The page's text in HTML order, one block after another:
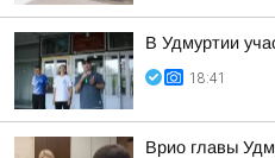
В Удмуртии
18:41
Врио главы